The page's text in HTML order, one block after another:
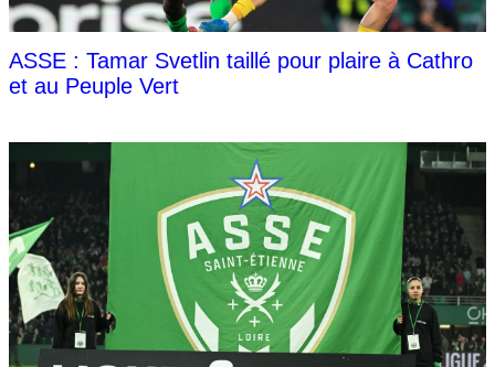
ASSE : Tamar Svetlin taillé pour plaire à Cathro
et au Peuple Vert